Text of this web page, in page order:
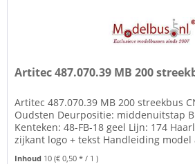
Artitec 487.070.39 MB 200
Artitec 487.070.39 MB 200 streekbus
Oudsten Deurpositie: middenuitstap
Kenteken: 48-FB-18 geel Lijn: 174
zijkant logo + tekst Handleiding model
Inhoud 10(€ 0,50 * / 1 )